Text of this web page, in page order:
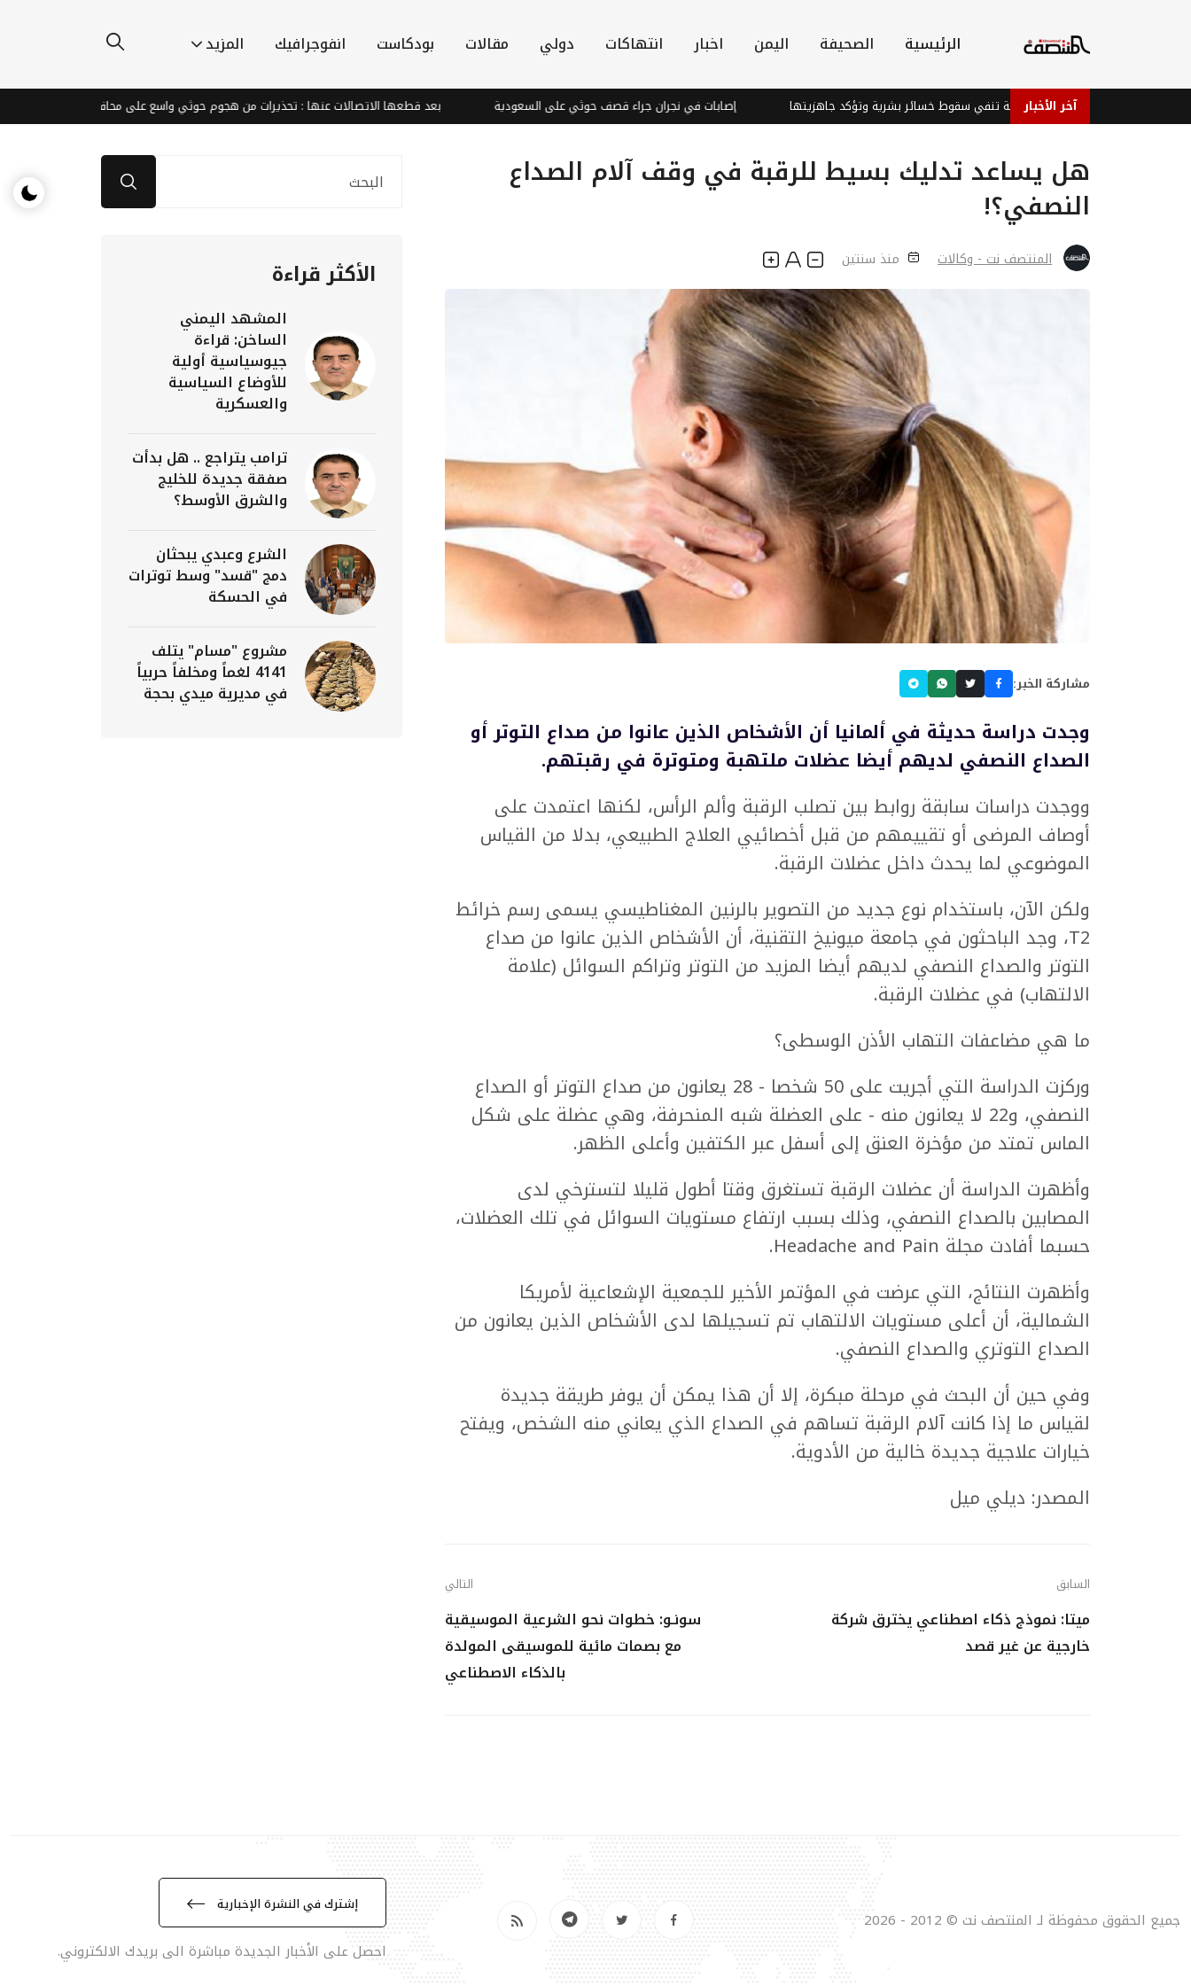
الرئيسية الصحيفة اليمن اخبار انتهاكات دولي مقالات بودكاست انفوجرافيك المزيد
آخر الأخبار
قوات الطوارئ اليمنية تنفي سقوط خسائر بشرية وتؤكد جاهزيتها إصابات في نجران جراء قصف حوثي على السعودية بعد قطعها الاتصالات عنها : تحذيرات من هجوم حوثي واسع على محافظة مارب
هل يساعد تدليك بسيط للرقبة في وقف آلام الصداع
النصفي؟!
المنتصف نت - وكالات منذ سنتين
مشاركة الخبر:
وجدت دراسة حديثة في ألمانيا أن الأشخاص الذين عانوا من صداع التوتر أو
الصداع النصفي لديهم أيضا عضلات ملتهبة ومتوترة في رقبتهم.
ووجدت دراسات سابقة روابط بين تصلب الرقبة وألم الرأس، لكنها اعتمدت على
أوصاف المرضى أو تقييمهم من قبل أخصائيي العلاج الطبيعي، بدلا من القياس
الموضوعي لما يحدث داخل عضلات الرقبة.
ولكن الآن، باستخدام نوع جديد من التصوير بالرنين المغناطيسي يسمى رسم خرائط
T2، وجد الباحثون في جامعة ميونيخ التقنية، أن الأشخاص الذين عانوا من صداع
التوتر والصداع النصفي لديهم أيضا المزيد من التوتر وتراكم السوائل (علامة
الالتهاب) في عضلات الرقبة.
ما هي مضاعفات التهاب الأذن الوسطى؟
وركزت الدراسة التي أجريت على 50 شخصا - 28 يعانون من صداع التوتر أو الصداع
النصفي، و22 لا يعانون منه - على العضلة شبه المنحرفة، وهي عضلة على شكل
الماس تمتد من مؤخرة العنق إلى أسفل عبر الكتفين وأعلى الظهر.
وأظهرت الدراسة أن عضلات الرقبة تستغرق وقتا أطول قليلا لتسترخي لدى
المصابين بالصداع النصفي، وذلك بسبب ارتفاع مستويات السوائل في تلك العضلات،
حسبما أفادت مجلة Headache and Pain.
وأظهرت النتائج، التي عرضت في المؤتمر الأخير للجمعية الإشعاعية لأمريكا
الشمالية، أن أعلى مستويات الالتهاب تم تسجيلها لدى الأشخاص الذين يعانون من
الصداع التوتري والصداع النصفي.
وفي حين أن البحث في مرحلة مبكرة، إلا أن هذا يمكن أن يوفر طريقة جديدة
لقياس ما إذا كانت آلام الرقبة تساهم في الصداع الذي يعاني منه الشخص، ويفتح
خيارات علاجية جديدة خالية من الأدوية.
المصدر: ديلي ميل
السابق
ميتا: نموذج ذكاء اصطناعي يخترق شركة
خارجية عن غير قصد
التالي
سونـو: خطوات نحو الشرعية الموسيقية
مع بصمات مائية للموسيقى المولدة
بالذكاء الاصطناعي
الأكثر قراءة
المشهد اليمني
الساخن: قراءة
جيوسياسية أولية
للأوضاع السياسية
والعسكرية
ترامب يتراجع .. هل بدأت
صفقة جديدة للخليج
والشرق الأوسط؟
الشرع وعبدي يبحثان
دمج "قسد" وسط توترات
في الحسكة
مشروع "مسام" يتلف
4141 لغماً ومخلفاً حربياً
في مديرية ميدي بحجة
جميع الحقوق محفوظة لـ المنتصف نت © 2012 - 2026
إشترك في النشرة الإخبارية
احصل على الأخبار الجديدة مباشرة الى بريدك الالكتروني.